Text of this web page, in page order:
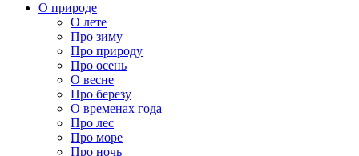
О природе
О лете
Про зиму
Про природу
Про осень
О весне
Про березу
О временах года
Про лес
Про море
Про ночь